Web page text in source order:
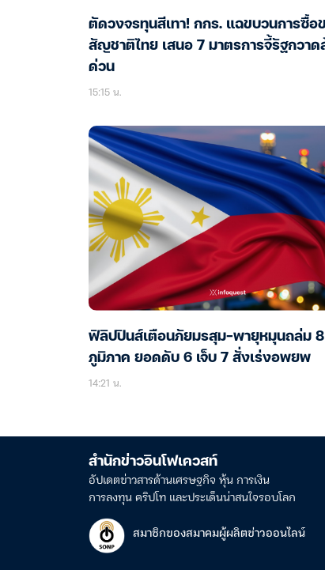
ตัดวงจรทุนสีเทา! กกร. แฉขบวนการซื้อ
สัญชาติไทย เสนอ 7 มาตรการจี้รัฐกวาด
ด่วน
15:15 น.
ฟิลิปปินส์เตือนภัยมรสุม-พายุหมุนถล่ม 8
ภูมิภาค ยอดดับ 6 เจ็บ 7 สั่งเร่งอพยพ
14:21 น.
สำนักข่าวอินโฟเควสท์
อัปเดตข่าวสารด้านเศรษฐกิจ หุ้น การเงิน
การลงทุน คริปโท และประเด็นน่าสนใจรอบโลก
สมาชิกของสมาคมผู้ผลิตข่าวออนไลน์